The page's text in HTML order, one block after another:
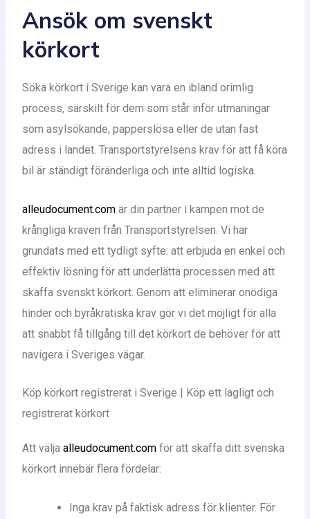
Ansök om svenskt
körkort
Söka körkort i Sverige kan vara en ibland orimlig
process, särskilt för dem som står inför utmaningar
som asylsökande, papperslösa eller de utan fast
adress i landet. Transportstyrelsens krav för att få köra
bil är ständigt föränderliga och inte alltid logiska.
alleudocument.com är din partner i kampen mot de
krångliga kraven från Transportstyrelsen. Vi har
grundats med ett tydligt syfte: att erbjuda en enkel och
effektiv lösning för att underlätta processen med att
skaffa svenskt körkort. Genom att eliminerar onödiga
hinder och byråkratiska krav gör vi det möjligt för alla
att snabbt få tillgång till det körkort de behöver för att
navigera i Sveriges vägar.
Köp körkort registrerat i Sverige | Köp ett lagligt och
registrerat körkort
Att väljaalleudocument.com för att skaffa ditt svenska
körkort innebär flera fördelar:
Inga krav på faktisk adress för klienter. För